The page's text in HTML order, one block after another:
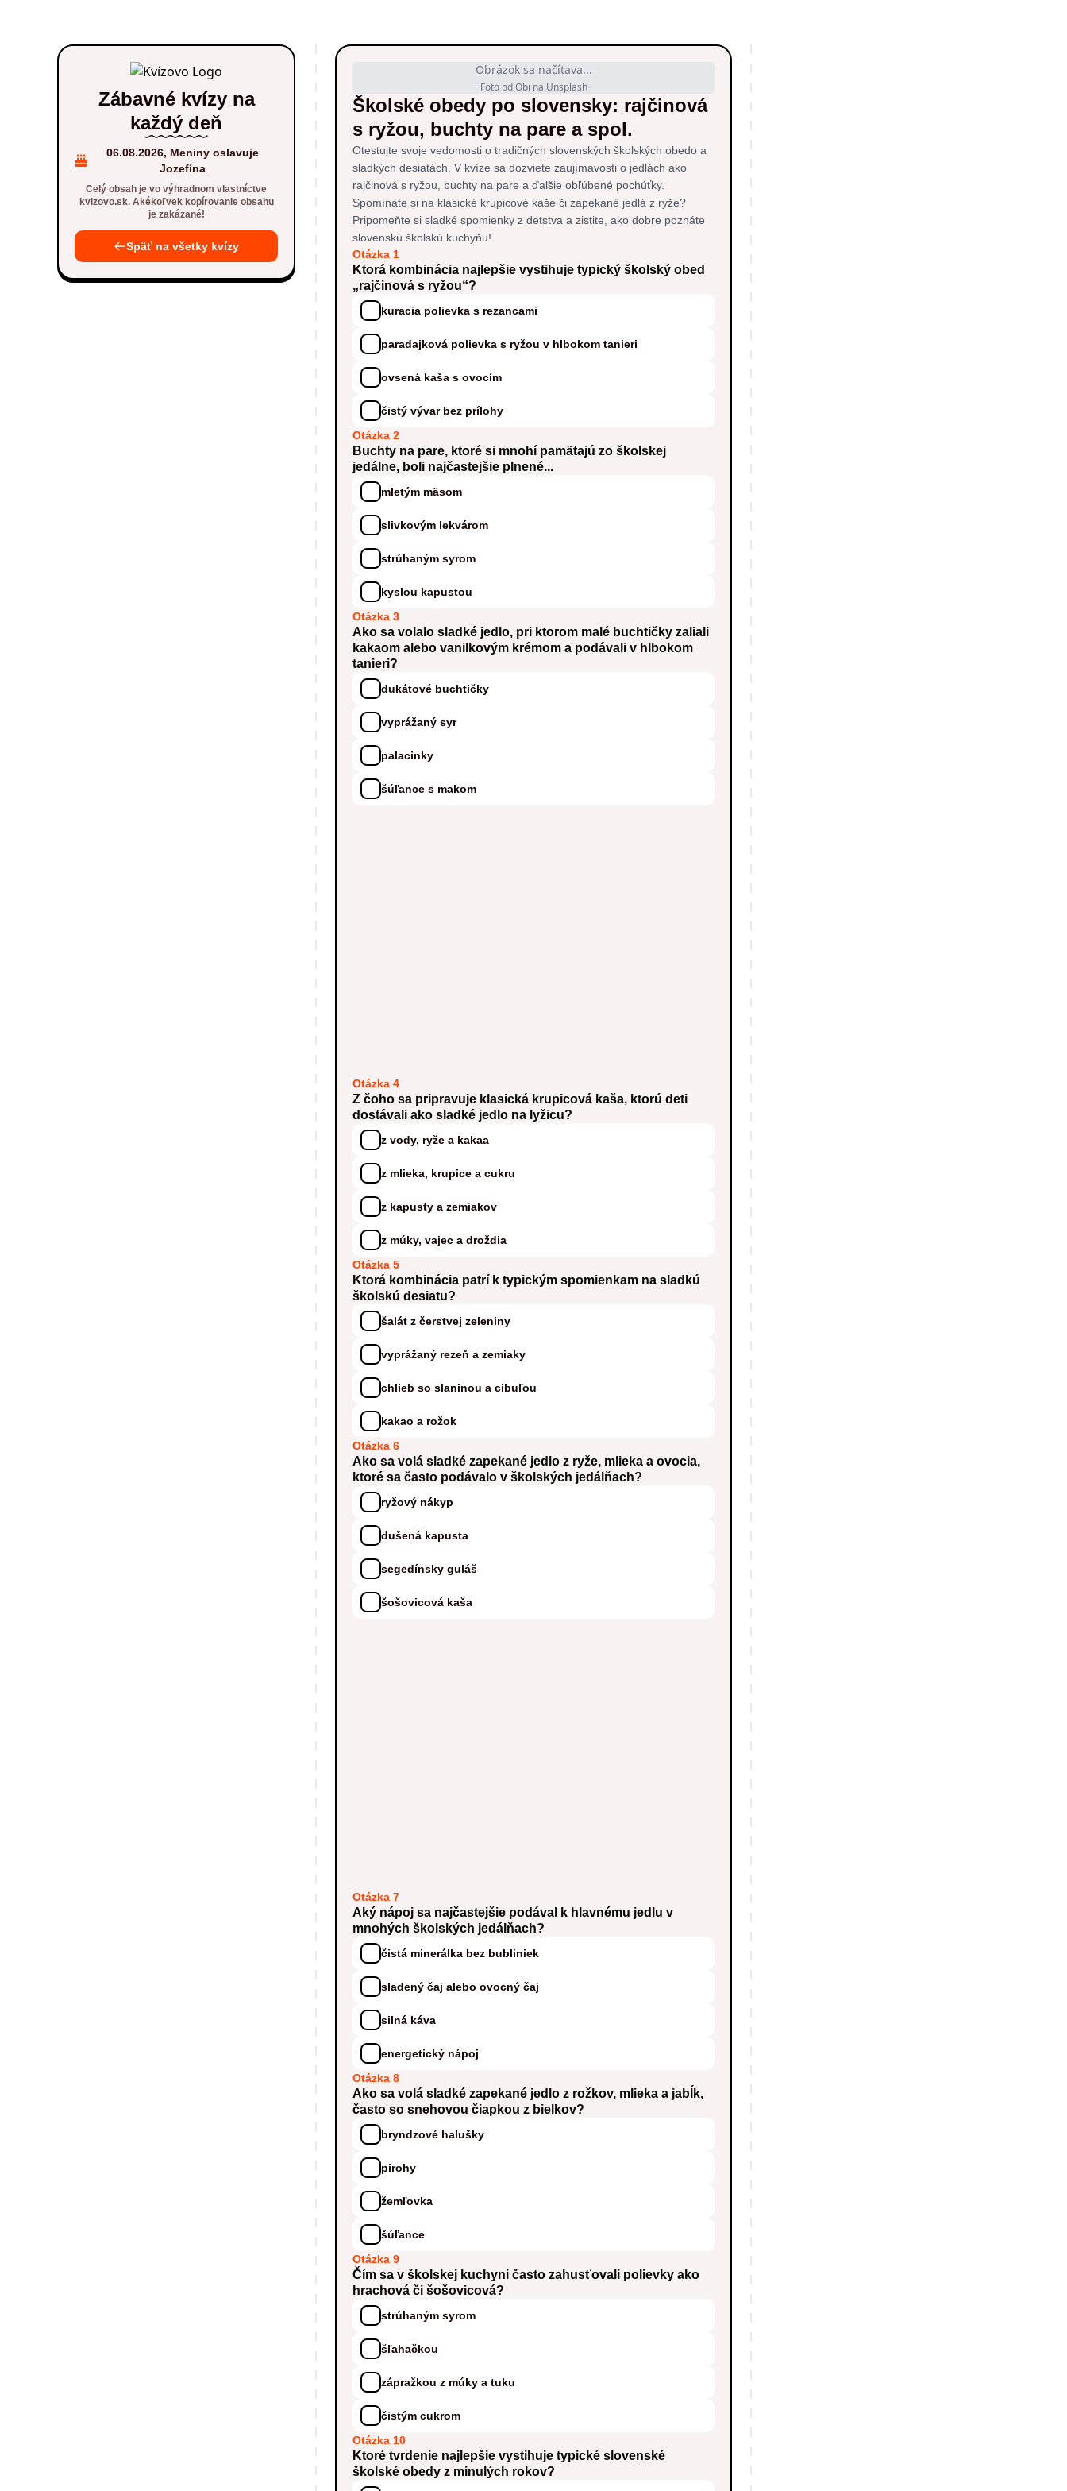
Zábavné kvízy na
každý deň
06.08.2026, Meniny oslavuje
Jozefína
Celý obsah je vo výhradnom vlastníctve
kvizovo.sk. Akékoľvek kopírovanie obsahu
je zakázané!
Späť na všetky kvízy
Obrázok sa načítava...
Foto od Obi na Unsplash
Školské obedy po slovensky: rajčinová
s ryžou, buchty na pare a spol.
Otestujte svoje vedomosti o tradičných slovenských školských obedo a
sladkých desiatách. V kvíze sa dozviete zaujímavosti o jedlách ako
rajčinová s ryžou, buchty na pare a ďalšie obľúbené pochúťky.
Spomínate si na klasické krupicové kaše či zapekané jedlá z ryže?
Pripomeňte si sladké spomienky z detstva a zistite, ako dobre poznáte
slovenskú školskú kuchyňu!
Otázka 1
Ktorá kombinácia najlepšie vystihuje typický školský obed
„rajčinová s ryžou“?
kuracia polievka s rezancami
paradajková polievka s ryžou v hlbokom tanieri
ovsená kaša s ovocím
čistý vývar bez prílohy
Otázka 2
Buchty na pare, ktoré si mnohí pamätajú zo školskej
jedálne, boli najčastejšie plnené...
mletým mäsom
slivkovým lekvárom
strúhaným syrom
kyslou kapustou
Otázka 3
Ako sa volalo sladké jedlo, pri ktorom malé buchtičky zaliali
kakaom alebo vanilkovým krémom a podávali v hlbokom
tanieri?
dukátové buchtičky
vyprážaný syr
palacinky
šúľance s makom
Otázka 4
Z čoho sa pripravuje klasická krupicová kaša, ktorú deti
dostávali ako sladké jedlo na lyžicu?
z vody, ryže a kakaa
z mlieka, krupice a cukru
z kapusty a zemiakov
z múky, vajec a droždia
Otázka 5
Ktorá kombinácia patrí k typickým spomienkam na sladkú
školskú desiatu?
šalát z čerstvej zeleniny
vyprážaný rezeň a zemiaky
chlieb so slaninou a cibuľou
kakao a rožok
Otázka 6
Ako sa volá sladké zapekané jedlo z ryže, mlieka a ovocia,
ktoré sa často podávalo v školských jedálňach?
ryžový nákyp
dušená kapusta
segedínsky guláš
šošovicová kaša
Otázka 7
Aký nápoj sa najčastejšie podával k hlavnému jedlu v
mnohých školských jedálňach?
čistá minerálka bez bubliniek
sladený čaj alebo ovocný čaj
silná káva
energetický nápoj
Otázka 8
Ako sa volá sladké zapekané jedlo z rožkov, mlieka a jabĺk,
často so snehovou čiapkou z bielkov?
bryndzové halušky
pirohy
žemľovka
šúľance
Otázka 9
Čím sa v školskej kuchyni často zahusťovali polievky ako
hrachová či šošovicová?
strúhaným syrom
šľahačkou
zápražkou z múky a tuku
čistým cukrom
Otázka 10
Ktoré tvrdenie najlepšie vystihuje typické slovenské
školské obedy z minulých rokov?